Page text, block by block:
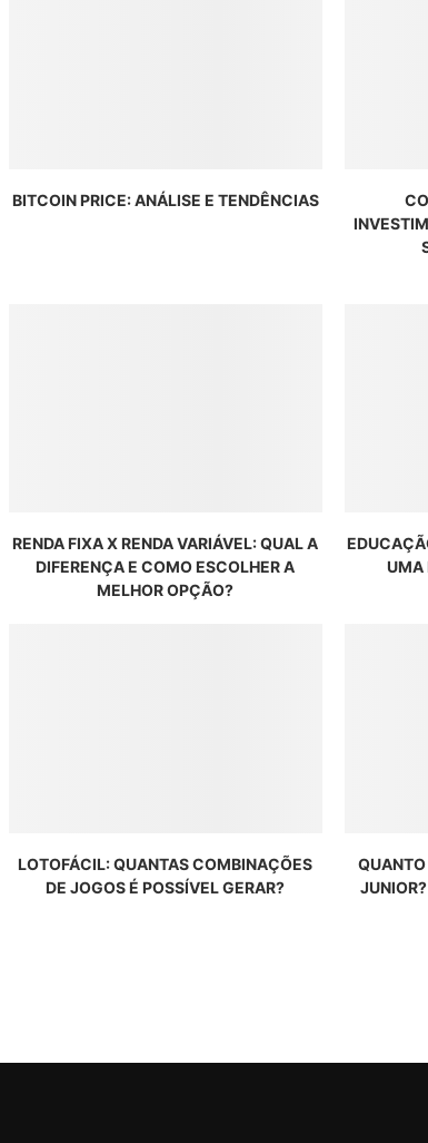
BITCOIN PRICE: ANÁLISE E TENDÊNCIAS
RENDA FIXA X RENDA VARIÁVEL: QUAL A
DIFERENÇA E COMO ESCOLHER A
MELHOR OPÇÃO?
UMA
LOTOFÁCIL: QUANTAS COMBINAÇÕES
DE JOGOS É POSSÍVEL GERAR?